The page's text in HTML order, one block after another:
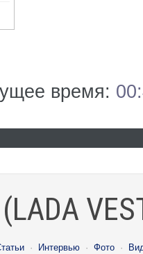
время:
· Интервью · Фото ·